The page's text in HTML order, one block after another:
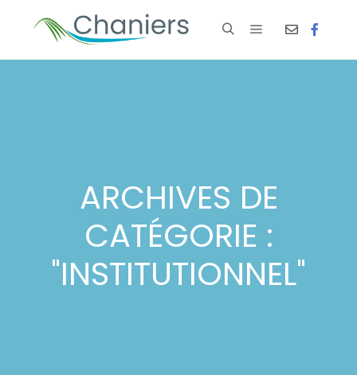
ARCHIVES DE
CATÉGORIE :
"INSTITUTIONNEL"